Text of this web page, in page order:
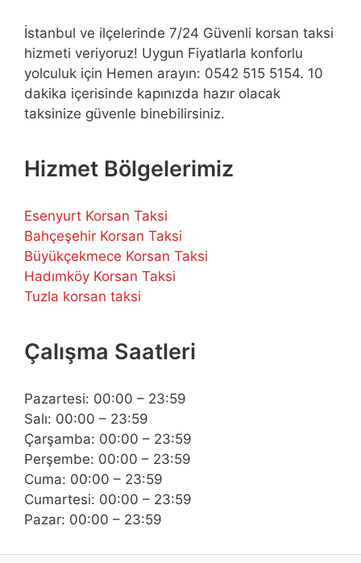
İstanbul ve ilçelerinde 7/24 Güvenli korsan taksi
hizmeti veriyoruz! Uygun Fiyatlarla konforlu
yolculuk için Hemen arayın: 0542 515 5154. 10
dakika içerisinde kapınızda hazır olacak
taksinize güvenle binebilirsiniz.
Hizmet Bölgelerimiz
Esenyurt Korsan Taksi
Bahçeşehir Korsan Taksi
Büyükçekmece Korsan Taksi
Hadımköy Korsan Taksi
Tuzla korsan taksi
Çalışma Saatleri
Pazartesi: 00:00 – 23:59
Salı: 00:00 – 23:59
Çarşamba: 00:00 – 23:59
Perşembe: 00:00 – 23:59
Cuma: 00:00 – 23:59
Cumartesi: 00:00 – 23:59
Pazar: 00:00 – 23:59